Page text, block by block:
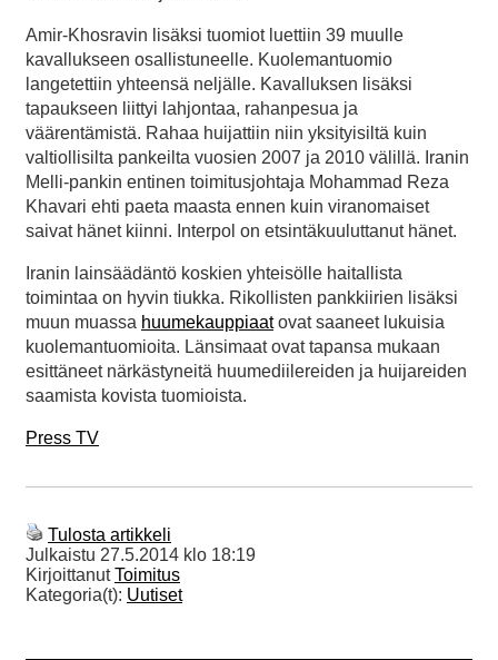
Amir-Khosravin lisäksi tuomiot luettiin 39 muulle
kavallukseen osallistuneelle. Kuolemantuomio
langetettiin yhteensä neljälle. Kavalluksen lisäksi
tapaukseen liittyi lahjontaa, rahanpesua ja
väärentämistä. Rahaa huijattiin niin yksityisiltä kuin
valtiollisilta pankeilta vuosien 2007 ja 2010 välillä. Iranin
Melli-pankin entinen toimitusjohtaja Mohammad Reza
Khavari ehti paeta maasta ennen kuin viranomaiset
saivat hänet kiinni. Interpol on etsintäkuuluttanut hänet.
Iranin lainsäädäntö koskien yhteisölle haitallista
toimintaa on hyvin tiukka. Rikollisten pankkiirien lisäksi
muun muassa huumekauppiaatovat saaneet lukuisia
kuolemantuomioita. Länsimaat ovat tapansa mukaan
esittäneet närkästyneitä huumediilereiden ja huijareiden
saamista kovista tuomioista.
Press TV
Tulosta artikkeli
Julkaistu 27.5.2014 klo 18:19
KirjoittanutToimitus
Kategoria(t): Uutiset